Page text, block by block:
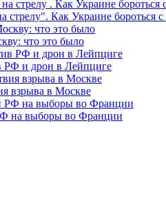
стрелу". Как Украине бороться с
что это было
РФ и дрон в Лейпциге
взрыва в Москве
на выборы во Франции